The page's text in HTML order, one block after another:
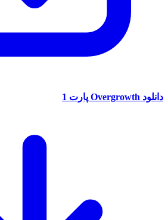
دانلود Overgrowth پارت 1